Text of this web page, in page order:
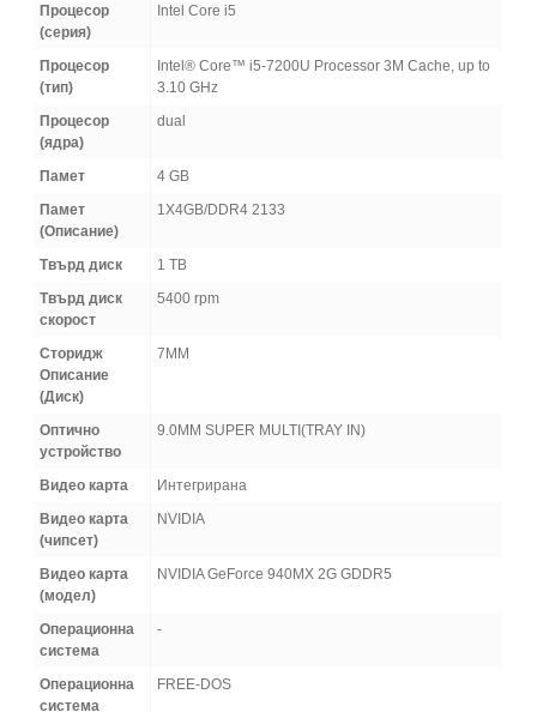
Процесор
(серия)
Intel Core i5
Процесор
(тип)
Intel® Core™ i5-7200U Processor 3M Cache, up to
3.10 GHz
Процесор
(ядра)
dual
Памет
4 GB
Памет
(Oписание)
1X4GB/DDR4 2133
Твърд диск
1 TB
Твърд диск
скорост
5400 rpm
Сторидж
Описание
(Диск)
7MM
Оптично
устройство
9.0MM SUPER MULTI(TRAY IN)
Видео карта
Интегрирана
Видео карта
(чипсет)
NVIDIA
Видео карта
(модел)
NVIDIA GeForce 940MX 2G GDDR5
Операционна
система
-
Операционна
система
FREE-DOS